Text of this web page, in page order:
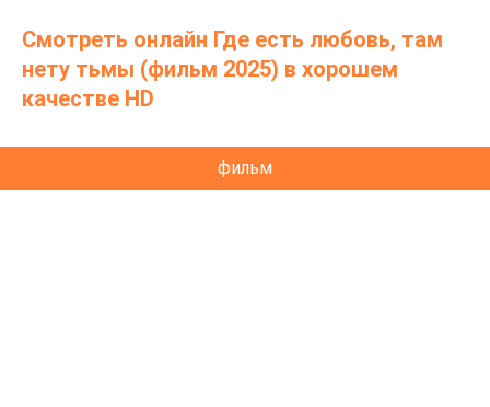
которого зависит будущее его семьи и его
собственное выживание.
Смотреть онлайн Где есть любовь, там
нету тьмы (фильм 2025) в хорошем
качестве HD
фильм